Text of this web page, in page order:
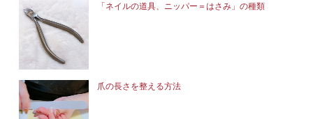
「ネイルの道具、ニッパー＝はさみ」の種類
爪の長さを整える方法